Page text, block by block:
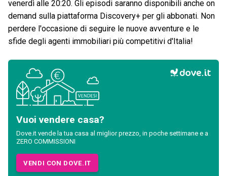
venerdì alle 20:20. Gli episodi saranno disponibili anche on
demand sulla piattaforma Discovery+ per gli abbonati. Non
perdere l'occasione di seguire le nuove avventure e le
sfide degli agenti immobiliari più competitivi d'Italia!
Vuoi vendere casa?
Dove.it vende la tua casa al miglior prezzo, in poche settimane e a
ZERO COMMISSIONI
VENDI CON DOVE.IT